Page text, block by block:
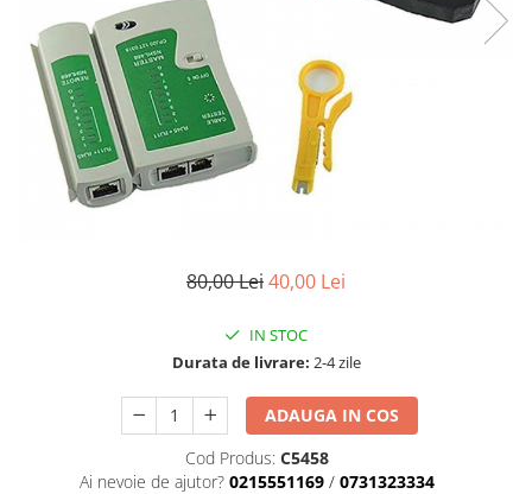
80,00 Lei40,00 Lei
IN STOC
Durata de livrare: 2-4 zile
ADAUGA IN COS
Cod Produs: C5458
Ai nevoie de ajutor? 0215551169 / 0731323334